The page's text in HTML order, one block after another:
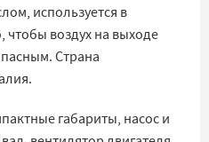
используется в
воздух на выходе
Страна
габариты, насос и